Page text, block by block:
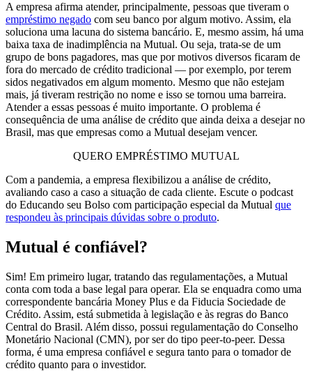
A empresa afirma atender, principalmente, pessoas que tiveram o
empréstimo negado com seu banco por algum motivo. Assim, ela
soluciona uma lacuna do sistema bancário. E, mesmo assim, há uma
baixa taxa de inadimplência na Mutual. Ou seja, trata-se de um
grupo de bons pagadores, mas que por motivos diversos ficaram de
fora do mercado de crédito tradicional — por exemplo, por terem
sidos negativados em algum momento. Mesmo que não estejam
mais, já tiveram restrição no nome e isso se tornou uma barreira.
Atender a essas pessoas é muito importante. O problema é
consequência de uma análise de crédito que ainda deixa a desejar no
Brasil, mas que empresas como a Mutual desejam vencer.
QUERO EMPRÉSTIMO MUTUAL
Com a pandemia, a empresa flexibilizou a análise de crédito,
avaliando caso a caso a situação de cada cliente. Escute o podcast
do Educando seu Bolso com participação especial da Mutual que
respondeu às principais dúvidas sobre o produto.
Mutual é confiável?
Sim! Em primeiro lugar, tratando das regulamentações, a Mutual
conta com toda a base legal para operar. Ela se enquadra como uma
correspondente bancária Money Plus e da Fiducia Sociedade de
Crédito. Assim, está submetida à legislação e às regras do Banco
Central do Brasil. Além disso, possui regulamentação do Conselho
Monetário Nacional (CMN), por ser do tipo peer-to-peer. Dessa
forma, é uma empresa confiável e segura tanto para o tomador de
crédito quanto para o investidor.